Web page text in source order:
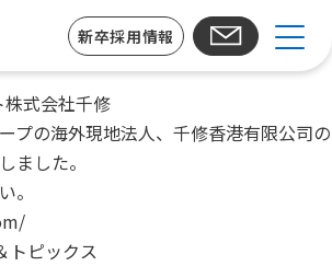
新卒採用情報
ームページ(英語版)を公開しました。
式会社千修
プの海外現地法人、千修香港有限公司の
ました。
。
トピックス